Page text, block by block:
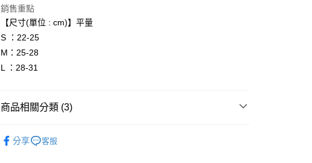
運送方式
付款後全家取貨
萊爾富取貨付款
銷售重點
【尺寸(單位 : cm)】平量
S ：22-25
M：25-28
L ：28-31
商品相關分類 (3)
分享 客服